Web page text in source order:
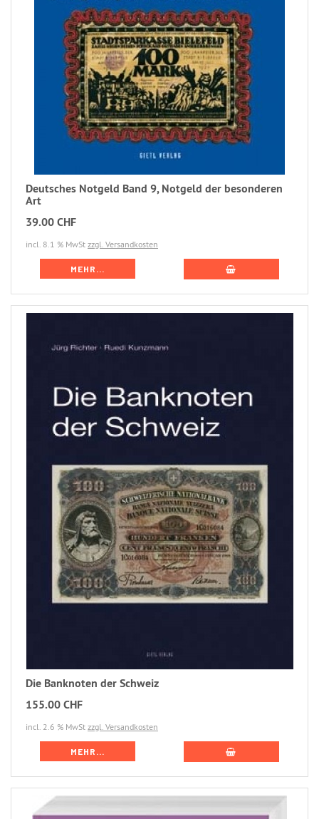
Deutsches Notgeld Band 9, Notgeld der besonderen
Art
39.00 CHF
incl. 8.1 % MwSt zzgl. Versandkosten
MEHR...
Die Banknoten der Schweiz
155.00 CHF
incl. 2.6 % MwSt zzgl. Versandkosten
MEHR...